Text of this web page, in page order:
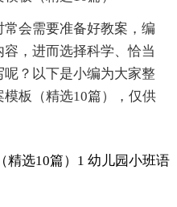
会需要准备好教案，编
，进而选择科学、恰当
？以下是小编为大家整
板（精选10篇），仅供
精选10篇）1 幼儿园小班语